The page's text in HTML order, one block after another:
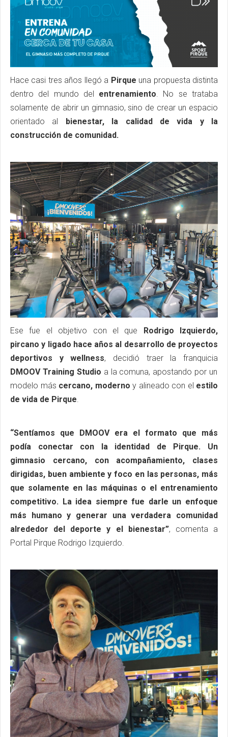
Hace casi tres años llegó a Pirque una propuesta distinta
dentro del mundo del entrenamiento . No se trataba
solamente de abrir un gimnasio, sino de crear un espacio
orientado al bienestar, la calidad de vida y la
construcción de comunidad.
Ese fue el objetivo con el que Rodrigo Izquierdo,
pircano y ligado hace años al desarrollo de proyectos
deportivos y wellness, decidió traer la franquicia
DMOOV Training Studio a la comuna, apostando por un
modelo más cercano, moderno y alineado con el estilo
de vida de Pirque
“Sentíamos que DMOOV era el formato que más
podía conectar con la identidad de Pirque. Un
gimnasio cercano, con acompañamiento, clases
dirigidas, buen ambiente y foco en las personas, más
que solamente en las máquinas o el entrenamiento
competitivo. La idea siempre fue darle un enfoque
más humano y generar una verdadera comunidad
alrededor del deporte y el bienestar”, comenta a
Portal Pirque Rodrigo Izquierdo.